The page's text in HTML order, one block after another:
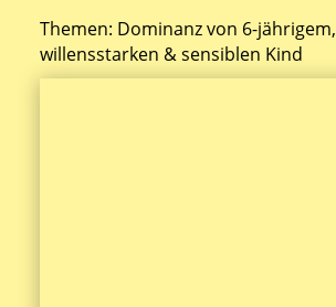
Themen: Dominanz von 6-jährigem,
willensstarken & sensiblen Kind